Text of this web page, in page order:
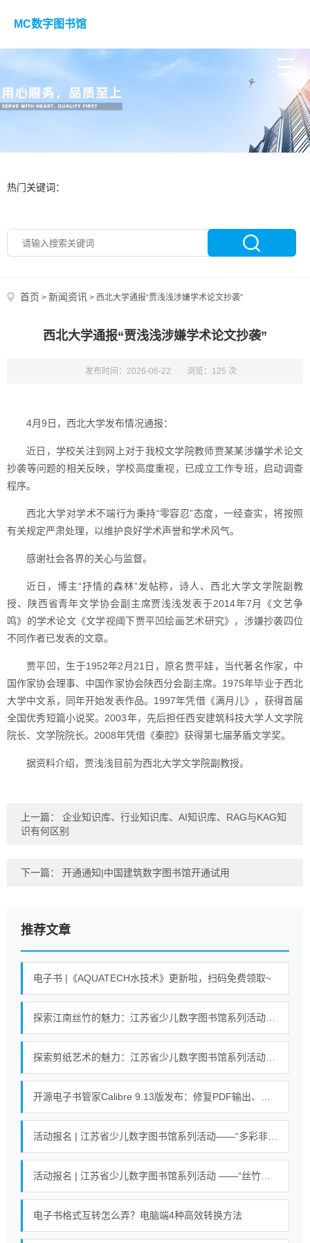
MC数字图书馆
热门关键词：
首页 > 新闻资讯 > 西北大学通报“贾浅浅涉嫌学术论文抄袭”
西北大学通报“贾浅浅涉嫌学术论文抄袭”
发布时间：2026-06-22 浏览：125 次
4月9日，西北大学发布情况通报：
近日，学校关注到网上对于我校文学院教师贾某某涉嫌学术论文
抄袭等问题的相关反映，学校高度重视，已成立工作专班，启动调查
程序。
西北大学对学术不端行为秉持“零容忍”态度，一经查实，将按照
有关规定严肃处理，以维护良好学术声誉和学术风气。
感谢社会各界的关心与监督。
近日，博主“抒情的森林”发帖称，诗人、西北大学文学院副教
授、陕西省青年文学协会副主席贾浅浅发表于2014年7月《文艺争
鸣》的学术论文《文学视阈下贾平凹绘画艺术研究》，涉嫌抄袭四位
不同作者已发表的文章。
贾平凹，生于1952年2月21日，原名贾平娃，当代著名作家，中
国作家协会理事、中国作家协会陕西分会副主席。1975年毕业于西北
大学中文系，同年开始发表作品。1997年凭借《满月儿》，获得首届
全国优秀短篇小说奖。2003年，先后担任西安建筑科技大学人文学院
院长、文学院院长。2008年凭借《秦腔》获得第七届茅盾文学奖。
据资料介绍，贾浅浅目前为西北大学文学院副教授。
上一篇： 企业知识库、行业知识库、AI知识库、RAG与KAG知
识有何区别
下一篇： 开通通知|中国建筑数字图书馆开通试用
推荐文章
电子书 |《AQUATECH水技术》更新啦，扫码免费领取~
电子书格式互转怎么弄？电脑端4种高效转换方法